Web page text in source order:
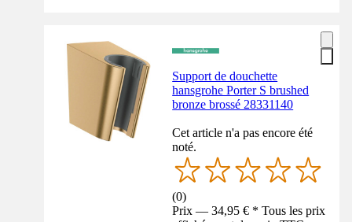
Support de douchette
hansgrohe Porter S brushed
bronze brossé 28331140
Cet article n'a pas encore été
noté.
(0)
Prix — 34,95 € * Tous les prix